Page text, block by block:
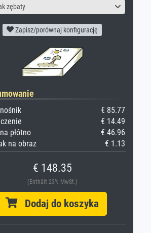
zębaty
Zapisz/porównaj konfigurację
€ 85.77
€ 14.49
płótno
€ 46.96
na obraz
€ 1.13
€ 148.35
(Enthält 23% MwSt.)
Dodaj do koszyka